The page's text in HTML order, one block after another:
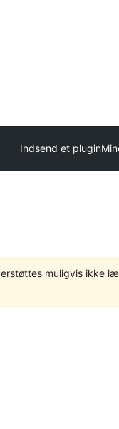
Indsend et plugin
muligvis ikke